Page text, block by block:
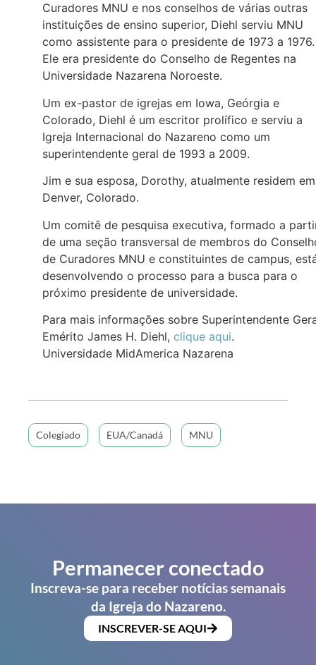
Curadores MNU e nos conselhos de várias outras
instituições de ensino superior, Diehl serviu MNU
como assistente para o presidente de 1973 a 1976.
Ele era presidente do Conselho de Regentes na
Universidade Nazarena Noroeste.
Um ex-pastor de igrejas em Iowa, Geórgia e
Colorado, Diehl é um escritor prolífico e serviu a
Igreja Internacional do Nazareno como um
superintendente geral de 1993 a 2009.
Jim e sua esposa, Dorothy, atualmente residem em
Denver, Colorado.
Um comitê de pesquisa executiva, formado a
de uma seção transversal de membros do
de Curadores MNU e constituintes de campus,
desenvolvendo o processo para a busca para o
próximo presidente de universidade.
Para mais informações sobre Superintendente
Emérito James H. Diehl, clique aqui.
Universidade MidAmerica Nazarena
Colegiado EUA/Canadá MNU
Permanecer conectado
Inscreva-se para receber notícias semanais
da Igreja do Nazareno.
INSCREVER-SE AQUI